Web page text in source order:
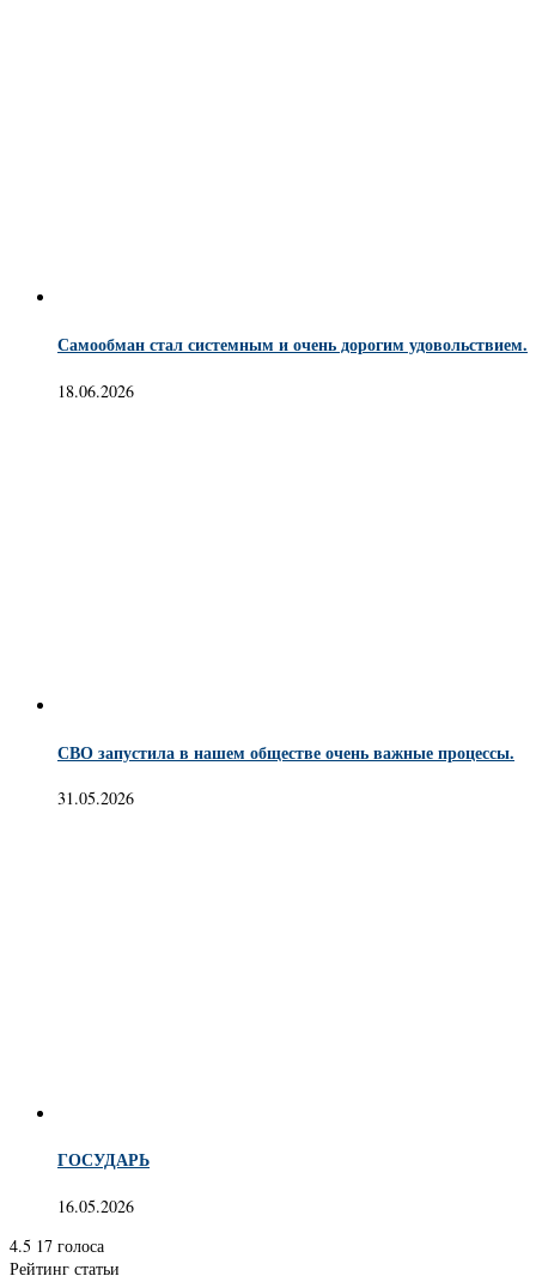
Самообман стал системным и очень дорогим удовольствием.
18.06.2026
СВО запустила в нашем обществе очень важные процессы.
31.05.2026
ГОСУДАРЬ
16.05.2026
4.5 17 голоса
Рейтинг статьи